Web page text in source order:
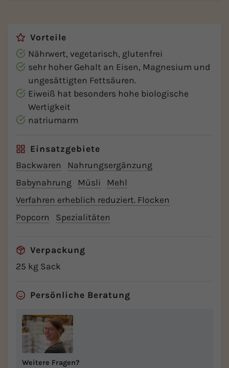
Vorteile
Nährwert, vegetarisch, glutenfrei
sehr hoher Gehalt an Eisen, Magnesium und
ungesättigten Fettsäuren.
Eiweiß hat besonders hohe biologische
Wertigkeit
natriumarm
Einsatzgebiete
Backwaren
Nahrungsergänzung
Babynahrung
Müsli
Mehl
Verfahren erheblich reduziert. Flocken
Popcorn
Spezialitäten
Verpackung
25 kg Sack
Persönliche Beratung
Weitere Fragen?